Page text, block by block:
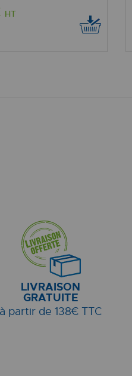
HT
LIVRAISON
GRATUITE
à partir de 138€ TTC